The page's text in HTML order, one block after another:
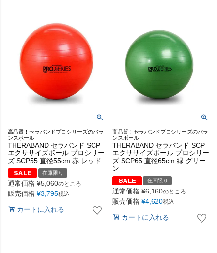
高品質！セラバンドプロシリーズのバラ
ンスボール
THERABAND セラバンド SCP
エクササイズボール プロシリー
ズ SCP55 直径55cm 赤 レッド
在庫限り
通常価格 ¥5,060のところ
販売価格 ¥3,795税込
カートに入れる
高品質！セラバンドプロシリーズのバラ
ンスボール
THERABAND セラバンド SCP
エクササイズボール プロシリー
ズ SCP65 直径65cm 緑 グリー
ン
在庫限り
通常価格 ¥6,160のところ
販売価格 ¥4,620税込
カートに入れる